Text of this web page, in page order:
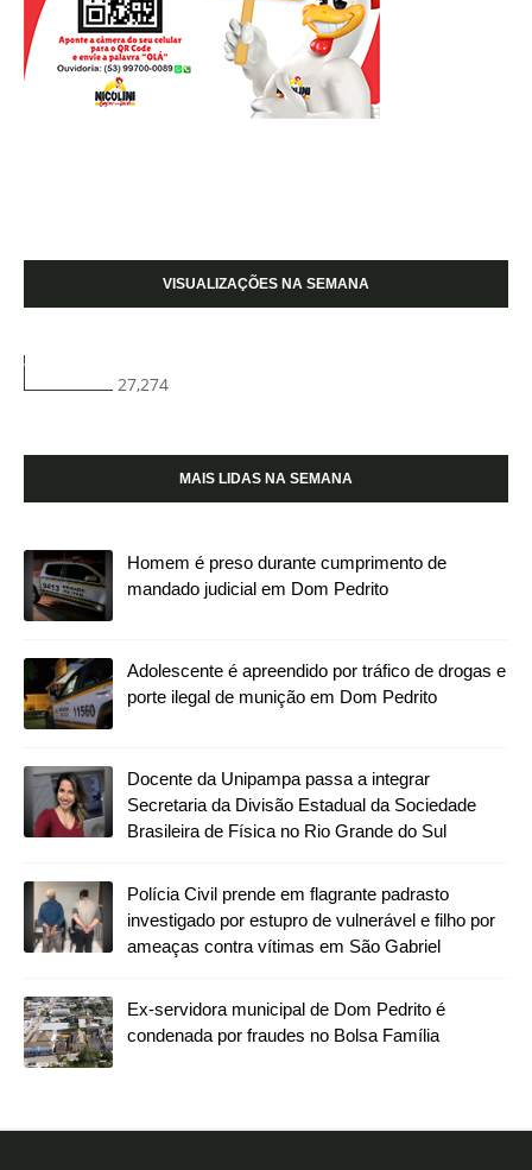
VISUALIZAÇÕES NA SEMANA
27,274
MAIS LIDAS NA SEMANA
Homem é preso durante cumprimento de
mandado judicial em Dom Pedrito
Adolescente é apreendido por tráfico de drogas e
porte ilegal de munição em Dom Pedrito
Docente da Unipampa passa a integrar
Secretaria da Divisão Estadual da Sociedade
Brasileira de Física no Rio Grande do Sul
Polícia Civil prende em flagrante padrasto
investigado por estupro de vulnerável e filho por
ameaças contra vítimas em São Gabriel
Ex-servidora municipal de Dom Pedrito é
condenada por fraudes no Bolsa Família